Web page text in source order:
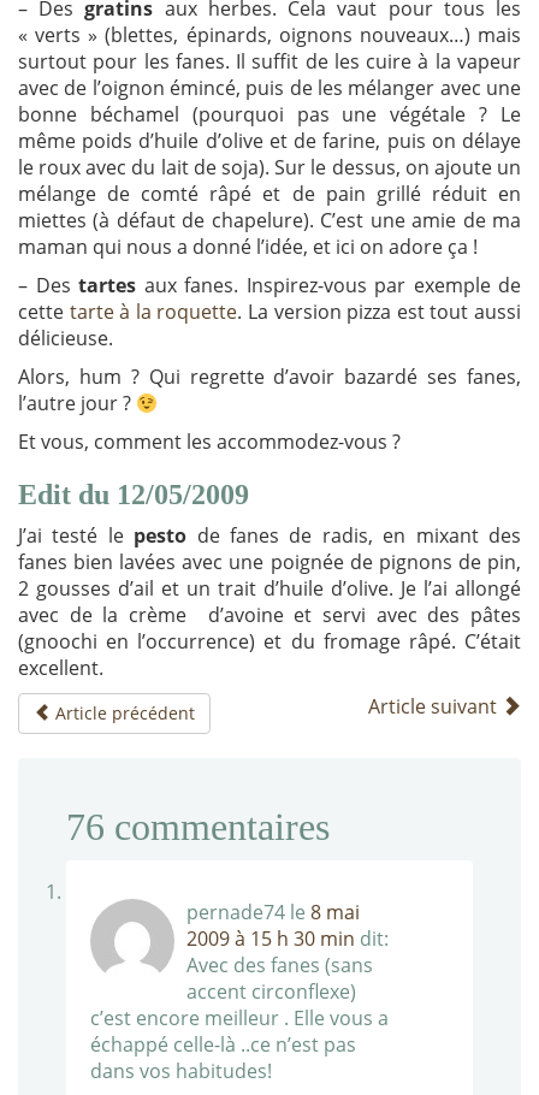
– Desgratins aux herbes. Cela vaut pour tous les
« verts » (blettes, épinards, oignons nouveaux…) mais
surtout pour les fanes. Il suffit de les cuire à la vapeur
avec de l’oignon émincé, puis de les mélanger avec une
bonne béchamel (pourquoi pas une végétale ? Le
même poids d’huile d’olive et de farine, puis on délaye
le roux avec du lait de soja). Sur le dessus, on ajoute un
mélange de comté râpé et de pain grillé réduit en
miettes (à défaut de chapelure). C’est une amie de ma
maman qui nous a donné l’idée, et ici on adore ça !
– Des tartes aux fanes. Inspirez-vous par exemple de
cette tarte à la roquette. La version pizza est tout aussi
délicieuse.
Alors, hum ? Qui regrette d’avoir bazardé ses fanes,
l’autre jour ?
Et vous, comment les accommodez-vous ?
Edit du 12/05/2009
J’ai testé le pesto de fanes de radis, en mixant des
fanes bien lavées avec une poignée de pignons de pin,
2 gousses d’ail et un trait d’huile d’olive. Je l’ai allongé
avec de la crème d’avoine et servi avec des pâtes
(gnoochi en l’occurrence) et du fromage râpé. C’était
excellent.
Article précédent Article suivant
76 commentaires
pernade74 le 8 mai
2009 à 15 h 30 min dit:
Avec des fanes (sans
accent circonflexe)
c’est encore meilleur . Elle vous a
échappé celle-là ..ce n’est pas
dans vos habitudes!